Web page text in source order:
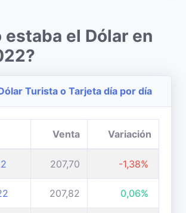
estaba el Dólar en
Turista o Tarjeta día por día
Venta Variación
207,70 -1,38%
207,82 0,06%